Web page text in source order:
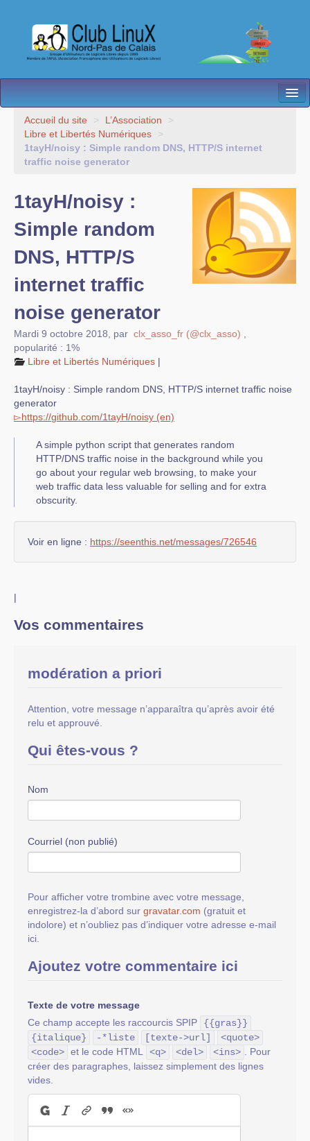
L’Association
Nos Activités
Contact
Les antennes
Espace membres
Accueil du site > L’Association
>
Libre et Libertés Numériques
>
1tayH/noisy : Simple random DNS, HTTP/S internet
traffic noise generator
1tayH/noisy :
Simple random
DNS, HTTP/S
internet traffic
noise generator
Mardi 9 octobre 2018 par clx_asso_fr (@clx_asso)
popularité : 1%
Libre et Libertés Numériques |
1tayH/noisy : Simple random DNS, HTTP/S internet traffic noise
generator
▻https://github.com/1tayH/noisy
A simple python script that generates random
HTTP/DNS traffic noise in the background while you
go about your regular web browsing, to make your
web traffic data less valuable for selling and for extra
obscurity.
Voir en ligne : https://seenthis.net/messages/726546
|
Vos commentaires
modération a priori
Attention, votre message n’apparaîtra qu’après avoir été
relu et approuvé.
Qui êtes-vous ?
Nom
Courriel (non publié)
Pour afficher votre trombine avec votre message,
enregistrez-la d’abord sur gravatar.com (gratuit et
indolore) et n’oubliez pas d’indiquer votre adresse e-mail
ici.
Ajoutez votre commentaire ici
Texte de votre message
Ce champ accepte les raccourcis SPIP
{{gras}}
{italique}
-*liste [texte->url]
<quote>
<code> et le code HTML <q> <del> <ins>
. Pour
créer des paragraphes, laissez simplement des lignes
vides.